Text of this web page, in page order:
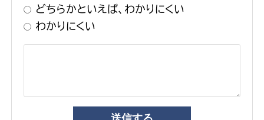
どちらかといえば、わかりにくい
わかりにくい